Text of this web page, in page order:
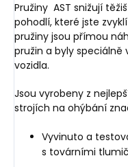
Pružiny AST snižují
pohodlí, které jste
pružiny jsou přímou
pružin a byly
vozidla.
Jsou vyrobeny z
strojích na ohýbání
Vyvinuto a
s továrními